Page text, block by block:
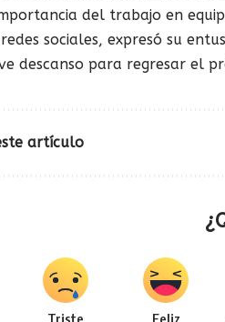
del trabajo en
redes sociales, expresó su
descanso para regresar el
artículo
Triste Feliz